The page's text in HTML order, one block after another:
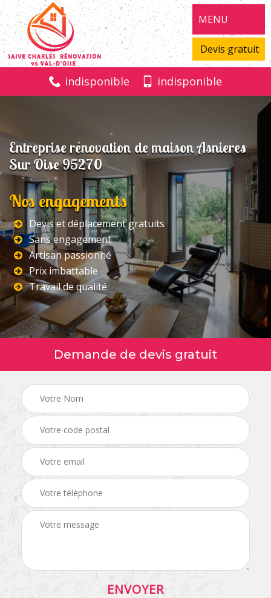
MENU
Devis gratuit
indisponible indisponible
Entreprise rénovation de maison Asnieres
Sur Oise 95270
Nos engagements
Devis et déplacement gratuits
Sans engagement
Artisan passionné
Prix imbattable
Travail de qualité
Demande de devis gratuit